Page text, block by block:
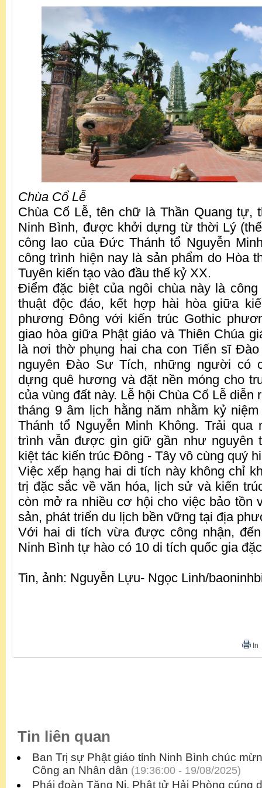
Chùa Cổ Lễ
Chùa Cổ Lễ, tên chữ là Thần Quang tự,
Ninh Bình, được khởi dựng từ thời Lý
công lao của Đức Thánh tổ Nguyễn
công trình hiện nay là sản phẩm do Hòa
Tuyên kiến tạo vào đầu thế kỷ XX.
Điểm đặc biệt của ngôi chùa này là
thuật độc đáo, kết hợp hài hòa giữa
phương Đông với kiến trúc Gothic
giao hòa giữa Phật giáo và Thiên Chúa
là nơi thờ phụng hai cha con Tiến sĩ
nguyên Đào Sư Tích, những người có
dựng quê hương và đặt nền móng cho
của vùng đất này. Lễ hội Chùa Cổ Lễ diễn
tháng 9 âm lịch hằng năm nhằm kỷ
Thánh tổ Nguyễn Minh Không. Trải qua
trình vẫn được gìn giữ gần như nguyên
kiệt tác kiến trúc Đông - Tây vô cùng quý
Việc xếp hạng hai di tích này không chỉ
trị đặc sắc về văn hóa, lịch sử và kiến
còn mở ra nhiều cơ hội cho việc bảo tồn
sản, phát triển du lịch bền vững tại địa
Với hai di tích vừa được công nhận,
Ninh Bình tự hào có 10 di tích quốc gia
Tin, ảnh: Nguyễn Lựu- Ngọc Linh/
In
Tin liên quan
Ban Trị sự Phật giáo tỉnh Ninh Bình chúc
Công an Nhân dân (19:36:00 - 19/08/2025)
Phái đoàn Tăng Ni, Phật tử Hải Phòng cúng